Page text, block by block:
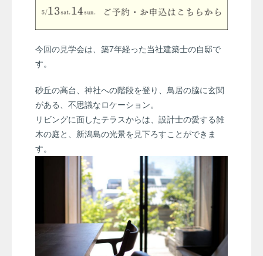
今回の見学会は、築7年経った当社建築士の自邸で
す。
砂丘の高台、神社への階段を登り、鳥居の脇に玄関
がある、不思議なロケーション。
リビングに面したテラスからは、設計士の愛する雑
木の庭と、新潟島の光景を見下ろすことができま
す。